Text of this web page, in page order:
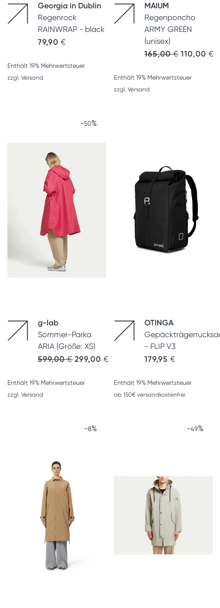
Georgia in Dublin
Regenrock
RAINWRAP - black
79,90 €
Enthält 19% Mehrwertsteuer
zzgl. Versand
MAIUM
Regenponcho
ARMY GREEN
(unisex)
165,00€ 110,00 €
Enthält 19% Mehrwertsteuer
zzgl. Versand
-50%
g-lab
Sommer-Parka
ARIA (Größe: XS)
599,00€ 299,00 €
Enthält 19% Mehrwertsteuer
zzgl. Versand
OTINGA
- FLIP V3
179,95 €
Enthält 19% Mehrwertsteuer
ab 150€ versandkostenfrei
-8% -49%